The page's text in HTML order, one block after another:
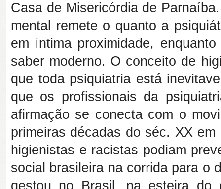
Casa de Misericórdia de
mental remete o quanto a
em íntima proximidade,
saber moderno. O conceito de
que toda psiquiatria está
que os profissionais da
afirmação se conecta com o
primeiras décadas do séc. XX
higienistas e racistas podiam
social brasileira na corrida para o
gestou no Brasil, na esteira